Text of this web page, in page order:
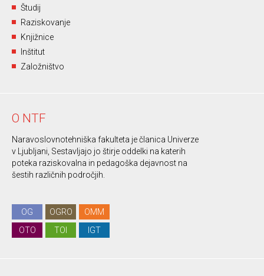
Študij
Raziskovanje
Knjižnice
Inštitut
Založništvo
O NTF
Naravoslovnotehniška fakulteta je članica Univerze
v Ljubljani, Sestavljajo jo štirje oddelki na katerih
poteka raziskovalna in pedagoška dejavnost na
šestih različnih področjih.
OG OGRO
OMM
OTO
TOI IGT